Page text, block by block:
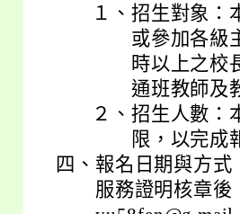
１、 招生對象：
或參加各級
時以上之校
通班教師及
２、 招生人數：
限，以完成
四、 報名日期與方式
服務證明核章後